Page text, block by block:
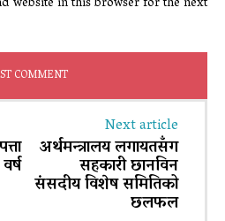
Next article
अर्थमन्त्रालय लगायतसँग
सहकारी छानविन
संसदीय विशेष समितिको
छलफल